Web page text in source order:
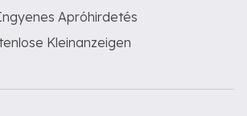
Apróhirdetés
Kleinanzeigen